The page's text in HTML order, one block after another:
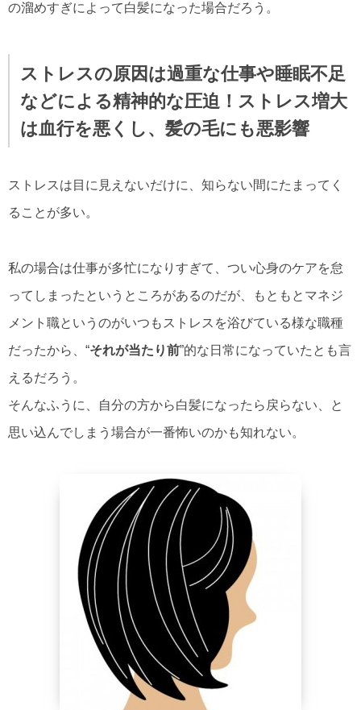
の溜めすぎによって白髪になった場合だろう。
ストレスの原因は過重な仕事や睡眠不足
などによる精神的な圧迫！ストレス増大
は血行を悪くし、髪の毛にも悪影響
ストレスは目に見えないだけに、知らない間にたまってく
ることが多い。
私の場合は仕事が多忙になりすぎて、つい心身のケアを怠
ってしまったというところがあるのだが、もともとマネジ
メント職というのがいつもストレスを浴びている様な職種
だったから、“それが当たり前”的な日常になっていたとも言
えるだろう。
そんなふうに、自分の方から白髪になったら戻らない、と
思い込んでしまう場合が一番怖いのかも知れない。